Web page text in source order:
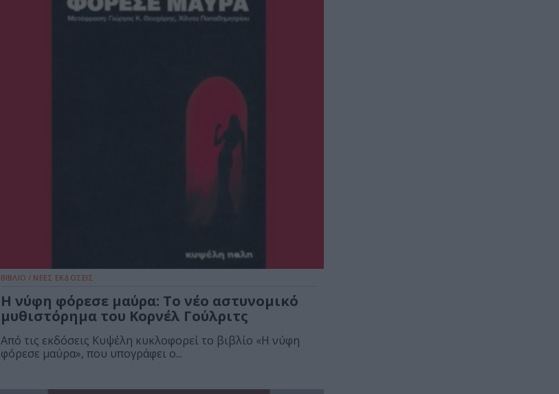
ΒΙΒΛΙΟ / ΝΕΕΣ ΕΚΔΟΣΕΙΣ
Η νύφη φόρεσε μαύρα: Το νέο αστυνομικό
μυθιστόρημα του Κορνέλ Γούλριτς
Από τις εκδόσεις Κυψέλη κυκλοφορεί το βιβλίο «Η νύφη
φόρεσε μαύρα», που υπογράφει ο...